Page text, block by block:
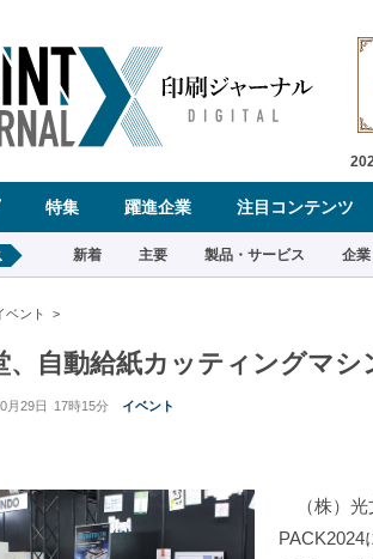
特集 躍進企業 注目コンテンツ
新着 主要 製品・サービス 企
ベント
、自動給紙カッティングマ
月29日 17時15分 イベント
（株）光
PACK2024